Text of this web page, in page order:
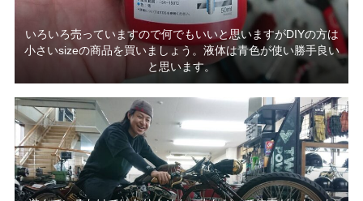
いろいろ売っていますので何でもいいと思いますがDIYの方は
小さいsizeの商品を買いましょう。液体は青色が使い勝手良い
と思います。